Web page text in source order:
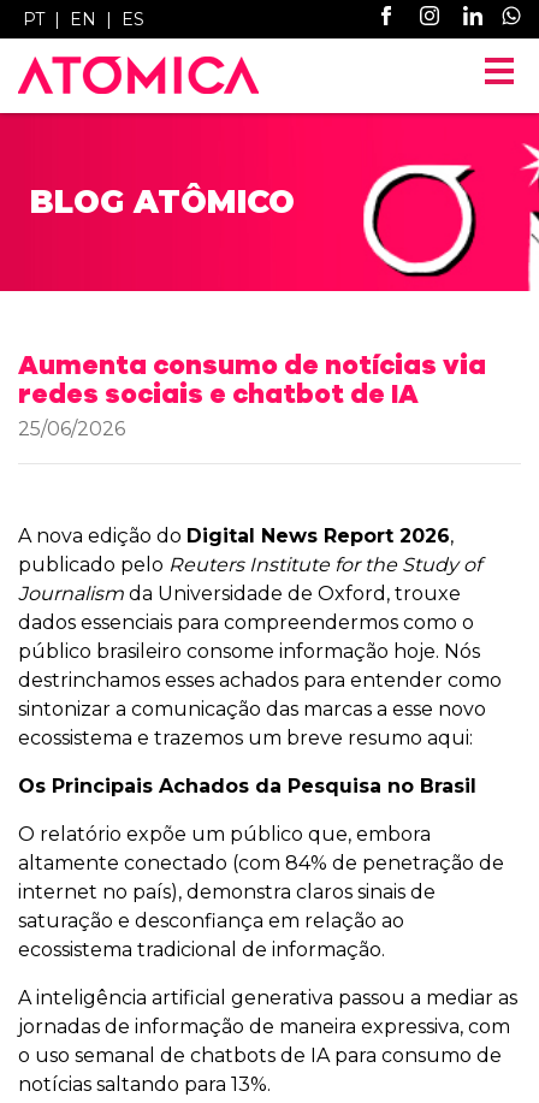
PT | EN | ES
BLOG ATÔMICO
Aumenta consumo de notícias via
redes sociais e chatbot de IA
25/06/2026
A nova edição do Digital News Report 2026,
publicado pelo Reuters Institute for the Study of
Journalism da Universidade de Oxford, trouxe
dados essenciais para compreendermos como o
público brasileiro consome informação hoje. Nós
destrinchamos esses achados para entender como
sintonizar a comunicação das marcas a esse novo
ecossistema e trazemos um breve resumo aqui:
Os Principais Achados da Pesquisa no Brasil
O relatório expõe um público que, embora
altamente conectado (com 84% de penetração de
internet no país), demonstra claros sinais de
saturação e desconfiança em relação ao
ecossistema tradicional de informação.
A inteligência artificial generativa passou a mediar as
jornadas de informação de maneira expressiva, com
o uso semanal de chatbots de IA para consumo de
notícias saltando para 13%.